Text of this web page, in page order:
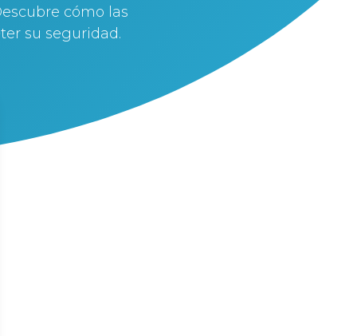
cómo las
su seguridad.